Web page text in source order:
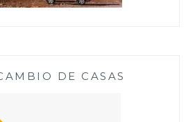
DE CASAS